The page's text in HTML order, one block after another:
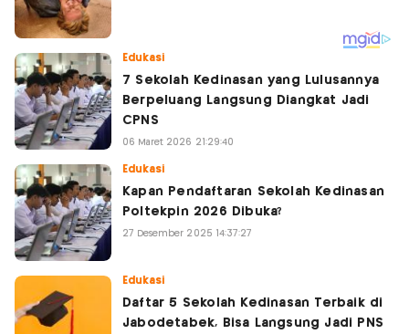
Edukasi
7 Sekolah Kedinasan yang Lulusannya
Berpeluang Langsung Diangkat Jadi
CPNS
06 Maret 2026 21:29:40
Edukasi
Kapan Pendaftaran Sekolah Kedinasan
Poltekpin 2026 Dibuka?
27 Desember 2025 14:37:27
Edukasi
Daftar 5 Sekolah Kedinasan Terbaik di
Jabodetabek, Bisa Langsung Jadi PNS